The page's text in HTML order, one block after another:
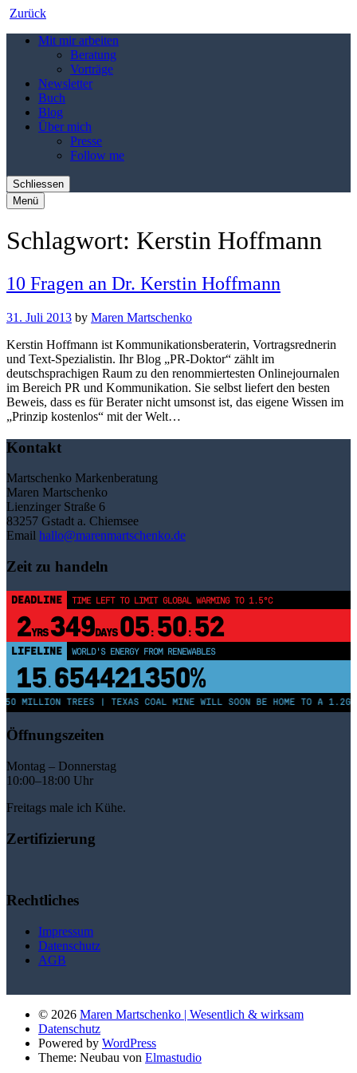
Zurück
Mit mir arbeiten
Beratung
Vorträge
Newsletter
Buch
Blog
Über mich
Presse
Follow me
Schliessen
Menü
Schlagwort: Kerstin Hoffmann
10 Fragen an Dr. Kerstin Hoffmann
31. Juli 2013 by Maren Martschenko
Kerstin Hoffmann ist Kommunikationsberaterin, Vortragsrednerin
und Text-Spezialistin. Ihr Blog „PR-Doktor“ zählt im
deutschsprachigen Raum zu den renommiertesten Onlinejournalen
im Bereich PR und Kommunikation. Sie selbst liefert den besten
Beweis, dass es für Berater nicht umsonst ist, das eigene Wissen im
„Prinzip kostenlos“ mit der Welt…
Kontakt
Martschenko Markenberatung
Maren Martschenko
Lienzinger Straße 6
83257 Gstadt a. Chiemsee
Email hallo@marenmartschenko.de
Zeit zu handeln
DEADLINE TIME LEFT TO LIMIT GLOBAL WARMING TO 1.5°C
2YRS349DAYS 05: 50: 52
LIFELINE WORLD'S ENERGY FROM RENEWABLES
15. 654421355%
MILLION TREES | TEXAS COAL MINE WILL SOON BE HOME TO A
Öffnungszeiten
Montag – Donnerstag
10:00–18:00 Uhr
Freitags male ich Kühe.
Zertifizierung
Rechtliches
Impressum
Datenschutz
AGB
© 2026 Maren Martschenko | Wesentlich & wirksam
Datenschutz
Powered by WordPress
Theme: Neubau von Elmastudio